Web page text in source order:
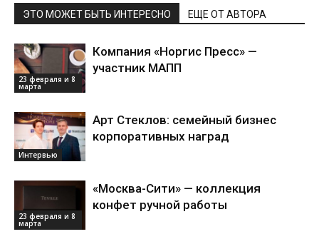
ЭТО МОЖЕТ БЫТЬ ИНТЕРЕСНО ЕЩЕ ОТ АВТОРА
23 февраля и 8
марта
Компания «Норгис Пресс» —
участник МАПП
Интервью
Арт Стеклов: семейный бизнес
корпоративных наград
23 февраля и 8
марта
«Москва-Сити» — коллекция
конфет ручной работы